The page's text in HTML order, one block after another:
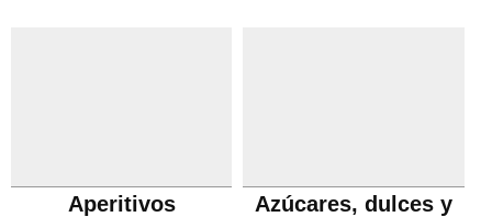
Aperitivos
Azúcares, dulces y